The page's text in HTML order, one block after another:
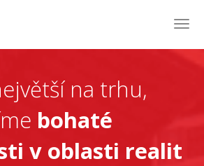
na trhu,
bohaté
v oblasti realit